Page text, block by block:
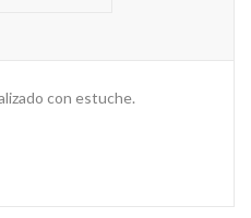
con estuche.